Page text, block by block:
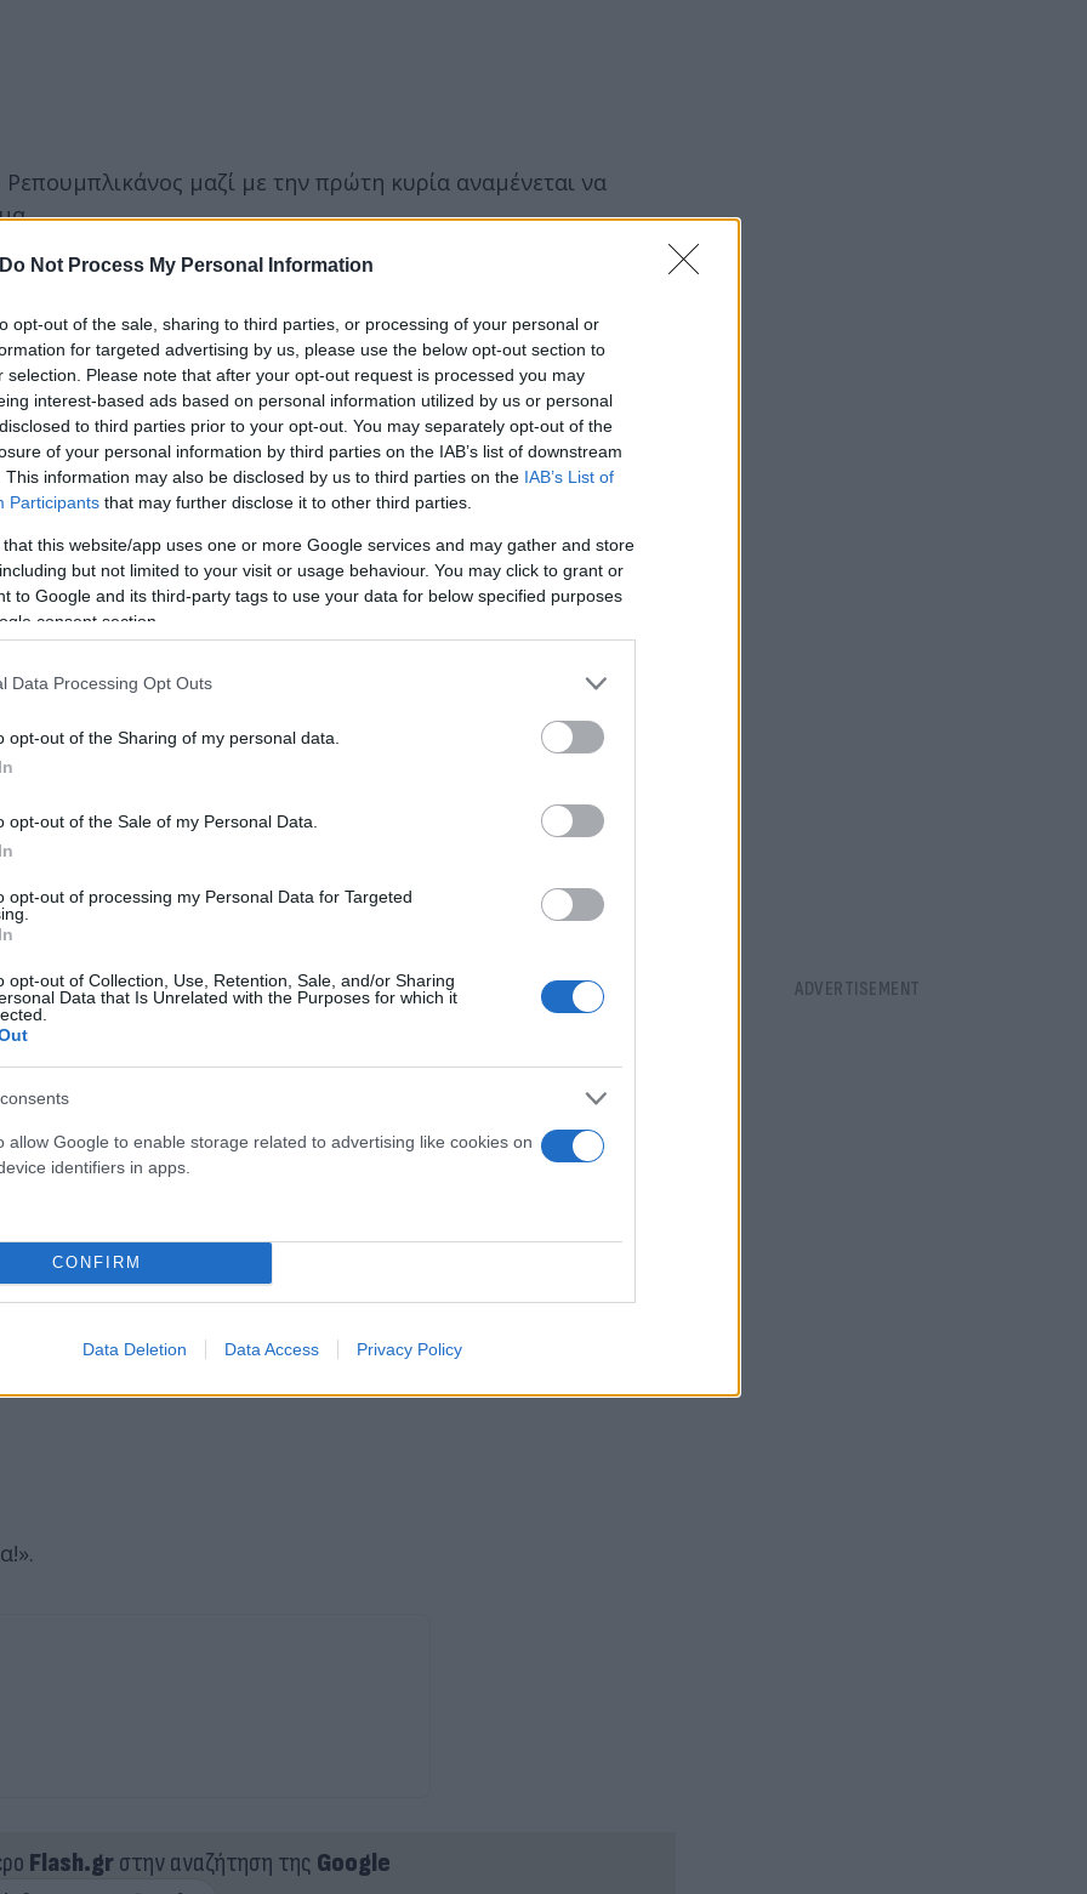
Do Not Process My Personal Information
opt-out of the sale, sharing to third parties, or processing of your personal or
for targeted advertising by us, please use the below opt-out section to
selection. Please note that after your opt-out request is processed you may
interest-based ads based on personal information utilized by us or personal
to third parties prior to your opt-out. You may separately opt-out of the
of your personal information by third parties on the IAB’s list of downstream
This information may also be disclosed by us to third parties on the IAB’s List of
Participants that may further disclose it to other third parties.
that this website/app uses one or more Google services and may gather and store
but not limited to your visit or usage behaviour. You may click to grant or
to Google and its third-party tags to use your data for below specified purposes
consent section.
Data Processing Opt Outs
opt-out of the Sharing of my personal data.
opt-out of the Sale of my Personal Data.
opt-out of processing my Personal Data for Targeted
opt-out of Collection, Use, Retention, Sale, and/or Sharing
Data that Is Unrelated with the Purposes for which it
allow Google to enable storage related to advertising like cookies on
identifiers in apps.
CONFIRM
Data Deletion Data Access Privacy Policy
Ρεπουμπλικάνος μαζί με την πρώτη κυρία αναμένεται να
με τον Πρόεδρο Xi της Κίνας, συζητώντας ορισμένες
εμπορικής συμφωνίας. Η επικοινωνία διήρκεσε
συμπέρασμα και για τις δύο χώρες.
με την πολυπλοκότητα των προϊόντων Σπάνιων Γαιών. Οι
τοποθεσία που θα καθοριστεί. Θα μας εκπροσωπήσουν ο
Howard Lutnick και ο Εμπορικός Εκπρόσωπος των
διάρκεια της συνομιλίας, ο Πρόεδρος Xi ευγενικά
την Κίνα, και εγώ ανταποδέχτηκα.
και οι δύο ανυπομονούμε να κάνουμε. Η συζήτηση
συζητήθηκε τίποτα σχετικά με τη Ρωσία/Ουκρανία ή το
και την τοποθεσία της επόμενης συνάντησης.
Flash.grστην αναζήτηση της Google